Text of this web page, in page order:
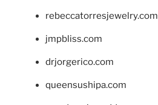
rebeccatorresjewelry.com
jmpbliss.com
drjorgerico.com
queensushipa.com